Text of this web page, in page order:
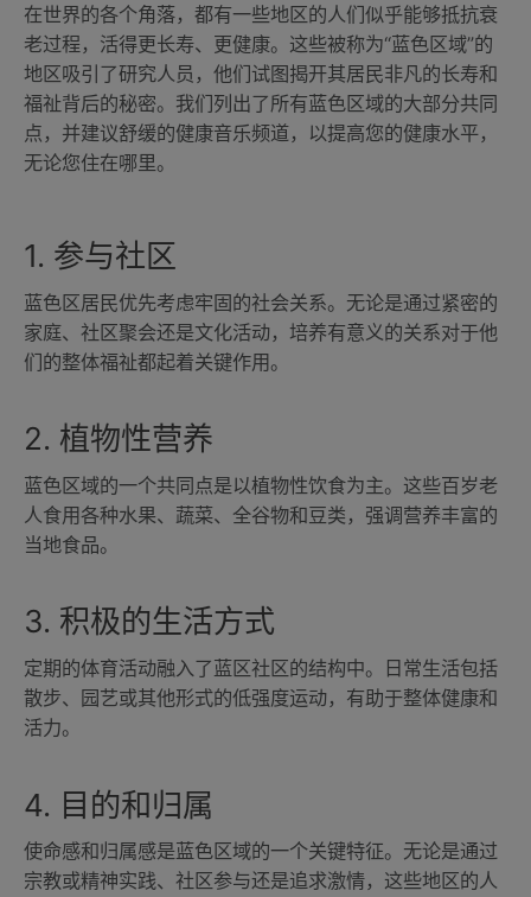
在世界的各个角落，都有一些地区的人们似乎能够抵抗衰
老过程，活得更长寿、更健康。这些被称为“蓝色区域”的
地区吸引了研究人员，他们试图揭开其居民非凡的长寿和
福祉背后的秘密。我们列出了所有蓝色区域的大部分共同
点，并建议舒缓的健康音乐频道，以提高您的健康水平，
无论您住在哪里。
1. 参与社区
蓝色区居民优先考虑牢固的社会关系。无论是通过紧密的
家庭、社区聚会还是文化活动，培养有意义的关系对于他
们的整体福祉都起着关键作用。
2. 植物性营养
蓝色区域的一个共同点是以植物性饮食为主。这些百岁老
人食用各种水果、蔬菜、全谷物和豆类，强调营养丰富的
当地食品。
3. 积极的生活方式
定期的体育活动融入了蓝区社区的结构中。日常生活包括
散步、园艺或其他形式的低强度运动，有助于整体健康和
活力。
4. 目的和归属
使命感和归属感是蓝色区域的一个关键特征。无论是通过
宗教或精神实践、社区参与还是追求激情，这些地区的人